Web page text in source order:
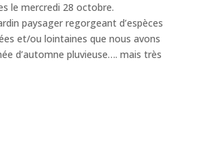
le mercredi 28 octobre.
paysager regorgeant d’espèces
et/ou lointaines que nous avons
d’automne pluvieuse…. mais très